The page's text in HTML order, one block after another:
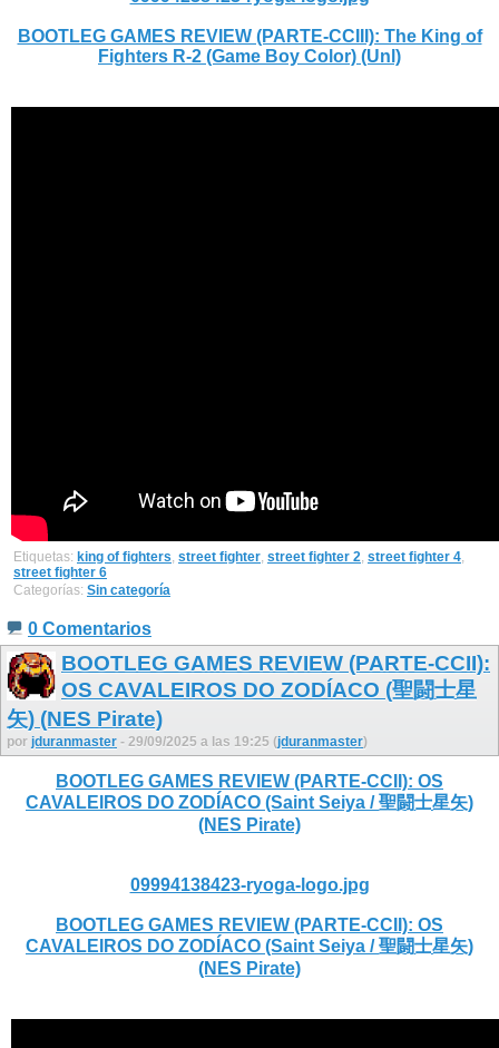
BOOTLEG GAMES REVIEW (PARTE-CCIII): The King of
Fighters R-2 (Game Boy Color) (Unl)
Etiquetas: king of fighters, street fighter, street fighter 2, street fighter 4,
street fighter 6
Categorías: Sin categoría
0 Comentarios
BOOTLEG GAMES REVIEW (PARTE-CCII):
OS CAVALEIROS DO ZODÍACO (聖闘士星
矢) (NES Pirate)
por jduranmaster - 29/09/2025 a las 19:25 (jduranmaster)
BOOTLEG GAMES REVIEW (PARTE-CCII): OS
CAVALEIROS DO ZODÍACO (Saint Seiya / 聖闘士星矢)
(NES Pirate)
09994138423-ryoga-logo.jpg
BOOTLEG GAMES REVIEW (PARTE-CCII): OS
CAVALEIROS DO ZODÍACO (Saint Seiya / 聖闘士星矢)
(NES Pirate)